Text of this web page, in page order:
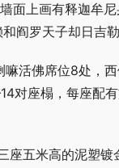
面上画有释迦牟
阎罗天子却日吉
活佛席位8处，
对座榻，每座配
座五米高的泥塑